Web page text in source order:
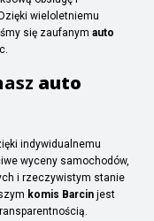
wieloletniemu
się zaufanym auto
auto
indywidualnemu
wyceny samochodów,
i rzeczywistym stanie
komis Barcin jest